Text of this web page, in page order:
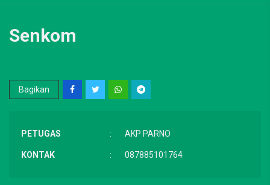
Senkom
Bagikan
PETUGAS : AKP PARNO
KONTAK : 087885101764